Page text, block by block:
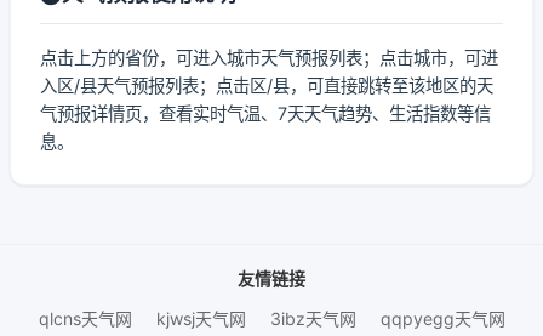
点击上方的省份，可进入城市天气预报列表；点击城市，可进
入区/县天气预报列表；点击区/县，可直接跳转至该地区的天
气预报详情页，查看实时气温、7天天气趋势、生活指数等信
息。
友情链接
qlcns天气网
kjwsj天气网 3ibz天气网 qqpyegg天气网